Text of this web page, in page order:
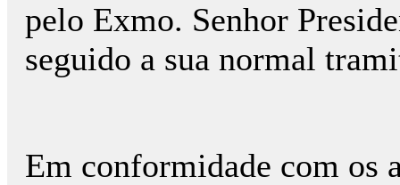
pelo Exmo. Senhor
seguido a sua normal
Em conformidade com os